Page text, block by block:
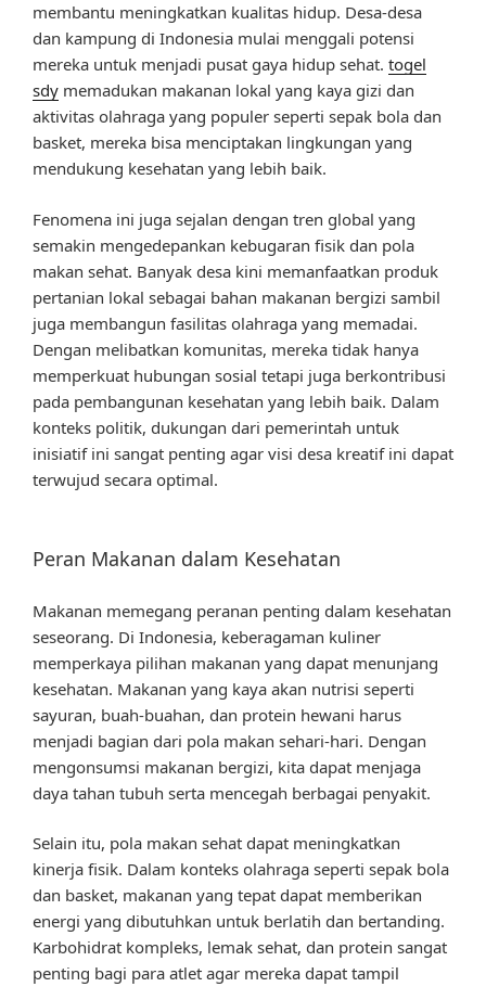
membantu meningkatkan kualitas hidup. Desa-desa
dan kampung di Indonesia mulai menggali potensi
mereka untuk menjadi pusat gaya hidup sehat. togel
sdy memadukan makanan lokal yang kaya gizi dan
aktivitas olahraga yang populer seperti sepak bola dan
basket, mereka bisa menciptakan lingkungan yang
mendukung kesehatan yang lebih baik.
Fenomena ini juga sejalan dengan tren global yang
semakin mengedepankan kebugaran fisik dan pola
makan sehat. Banyak desa kini memanfaatkan produk
pertanian lokal sebagai bahan makanan bergizi sambil
juga membangun fasilitas olahraga yang memadai.
Dengan melibatkan komunitas, mereka tidak hanya
memperkuat hubungan sosial tetapi juga berkontribusi
pada pembangunan kesehatan yang lebih baik. Dalam
konteks politik, dukungan dari pemerintah untuk
inisiatif ini sangat penting agar visi desa kreatif ini dapat
terwujud secara optimal.
Peran Makanan dalam Kesehatan
Makanan memegang peranan penting dalam kesehatan
seseorang. Di Indonesia, keberagaman kuliner
memperkaya pilihan makanan yang dapat menunjang
kesehatan. Makanan yang kaya akan nutrisi seperti
sayuran, buah-buahan, dan protein hewani harus
menjadi bagian dari pola makan sehari-hari. Dengan
mengonsumsi makanan bergizi, kita dapat menjaga
daya tahan tubuh serta mencegah berbagai penyakit.
Selain itu, pola makan sehat dapat meningkatkan
kinerja fisik. Dalam konteks olahraga seperti sepak bola
dan basket, makanan yang tepat dapat memberikan
energi yang dibutuhkan untuk berlatih dan bertanding.
Karbohidrat kompleks, lemak sehat, dan protein sangat
penting bagi para atlet agar mereka dapat tampil